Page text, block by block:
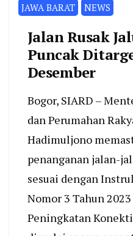
JAWA BARAT NEWS
Jalan Rusak
Puncak
Desember
Bogor, SIARD –
dan Perumahan
Hadimuljono
penanganan jalan-
sesuai dengan
Nomor 3 Tahun
Peningkatan